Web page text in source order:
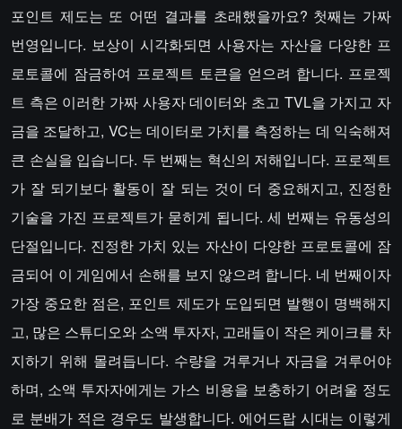
포인트 제도는 또 어떤 결과를 초래했을까요? 첫째는 가짜
번영입니다. 보상이 시각화되면 사용자는 자산을 다양한 프
로토콜에 잠금하여 프로젝트 토큰을 얻으려 합니다. 프로젝
트 측은 이러한 가짜 사용자 데이터와 초고 TVL을 가지고 자
금을 조달하고, VC는 데이터로 가치를 측정하는 데 익숙해져
큰 손실을 입습니다. 두 번째는 혁신의 저해입니다. 프로젝트
가 잘 되기보다 활동이 잘 되는 것이 더 중요해지고, 진정한
기술을 가진 프로젝트가 묻히게 됩니다. 세 번째는 유동성의
단절입니다. 진정한 가치 있는 자산이 다양한 프로토콜에 잠
금되어 이 게임에서 손해를 보지 않으려 합니다. 네 번째이자
가장 중요한 점은, 포인트 제도가 도입되면 발행이 명백해지
고, 많은 스튜디오와 소액 투자자, 고래들이 작은 케이크를 차
지하기 위해 몰려듭니다. 수량을 겨루거나 자금을 겨루어야
하며, 소액 투자자에게는 가스 비용을 보충하기 어려울 정도
로 분배가 적은 경우도 발생합니다. 에어드랍 시대는 이렇게